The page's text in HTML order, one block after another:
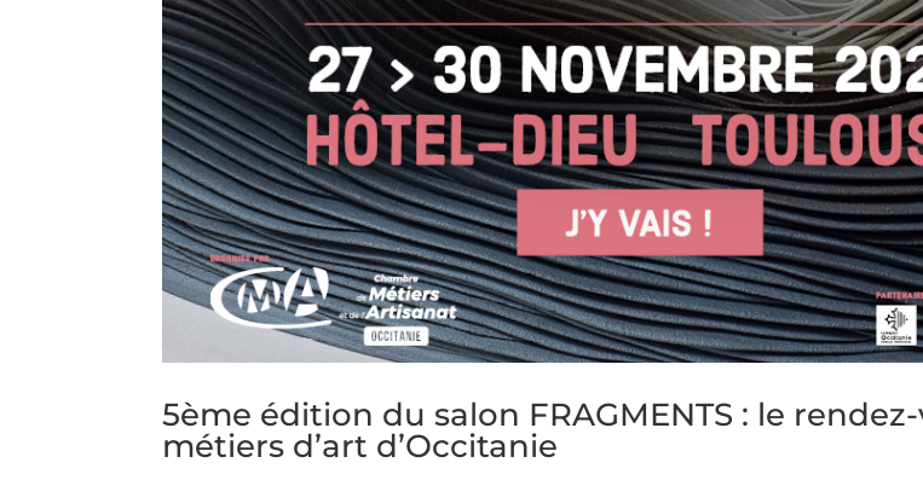
5ème édition du salon FRAGMENTS : le
métiers d’art d’Occitanie